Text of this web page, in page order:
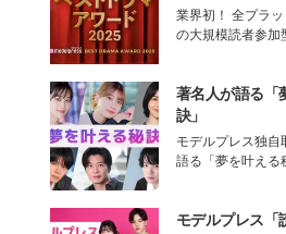
業界初！ 全プラ
の大規模読者参加
著名人が語る「
訣」
モデルプレス独自
語る「夢を叶える
モデルプレス「